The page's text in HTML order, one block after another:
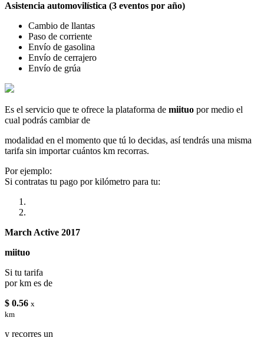
Asistencia automovilística (3 eventos por año)
Cambio de llantas
Paso de corriente
Envío de gasolina
Envío de cerrajero
Envío de grúa
Es el servicio que te ofrece la plataforma de miituo por medio el
cual podrás cambiar de
modalidad en el momento que tú lo decidas, así tendrás una misma
tarifa sin importar cuántos km recorras.
Por ejemplo:
Si contratas tu pago por kilómetro para tu:
March Active 2017
miituo
Si tu tarifa
por km es de
$ 0.56 x
km
y recorres un